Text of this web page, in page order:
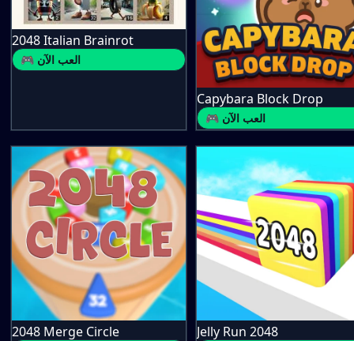
2048 Italian Brainrot
🎮 العب الآن
Capybara Block Drop
🎮 العب الآن
2048 Merge Circle Jelly Run 2048